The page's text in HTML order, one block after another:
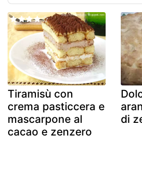
Tiramisù con
crema pasticcera e
mascarpone al
cacao e zenzero
di